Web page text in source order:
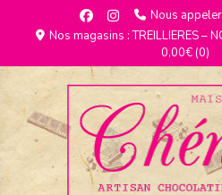
Nous
Nos magasins : TREILLIERES –
0,00€(0)